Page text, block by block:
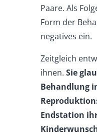
Paare. Als
Form der
negatives ein.
Zeitgleich
ihnen. Sie
Behandlung
Endstation